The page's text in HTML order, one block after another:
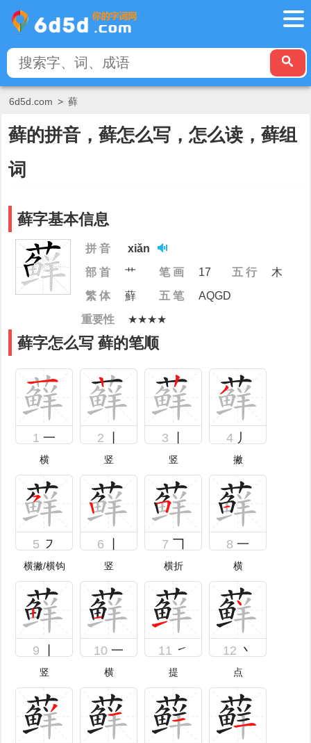
6d5d.com > 藓
藓的拼音，藓怎么写，怎么读，藓组
词
藓字基本信息
拼 音
xiǎn
部 首
艹 笔 画 17 五 行
木
繁 体
蘚 五 笔
AQGD
重要性
★★★★
藓字怎么写 藓的笔顺
1 一
横
2
竖
3
竖
4 丿
撇
5 ㇇
横撇/横钩
6
竖
7 𠃍
横折
8 一
横
9
竖
10 一
横
11 ㇀
提
12 丶
点